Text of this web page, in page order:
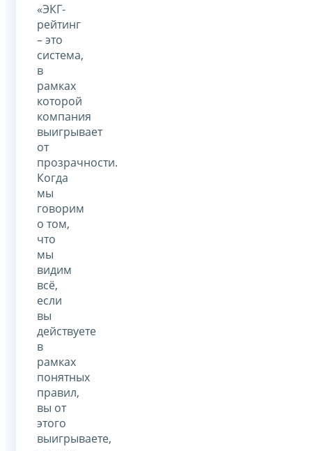
«ЭКГ-
рейтинг
– это
система,
в
рамках
которой
компания
выигрывает
от
прозрачности.
Когда
мы
говорим
о том,
что
мы
видим
всё,
если
вы
действуете
в
рамках
понятных
правил,
вы от
этого
выигрываете,